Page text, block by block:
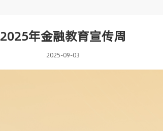
2025年金融教育宣传周
2025-09-03